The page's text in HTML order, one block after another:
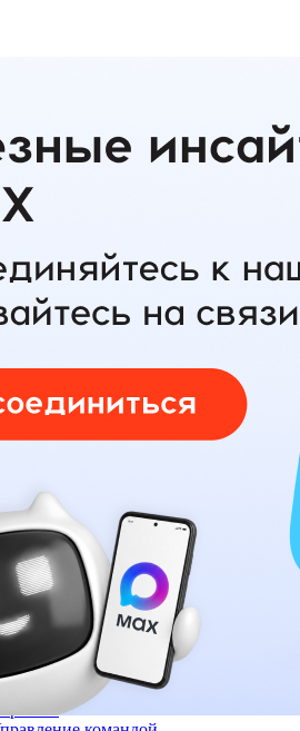
по базе
входящих заявок
телефония
обзвон
меню
номеров
URI
разговоров
звонков